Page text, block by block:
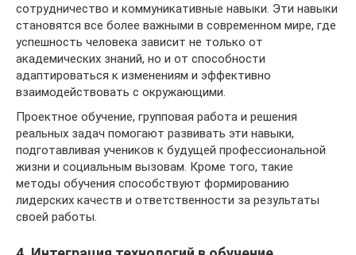
сотрудничество и коммуникативные навыки. Эти навыки
становятся все более важными в современном мире, где
успешность человека зависит не только от
академических знаний, но и от способности
адаптироваться к изменениям и эффективно
взаимодействовать с окружающими.
Проектное обучение, групповая работа и решения
реальных задач помогают развивать эти навыки,
подготавливая учеников к будущей профессиональной
жизни и социальным вызовам. Кроме того, такие
методы обучения способствуют формированию
лидерских качеств и ответственности за результаты
своей работы.